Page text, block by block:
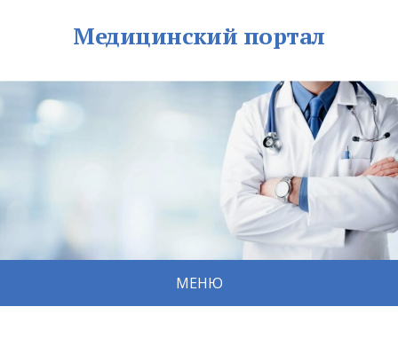
Медицинский портал
МЕНЮ